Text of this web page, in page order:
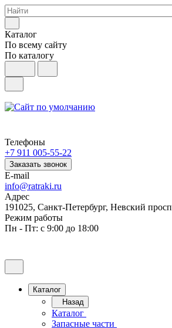
Каталог
По всему сайту
По каталогу
Телефоны
+7 911 005-55-22
Заказать звонок
E-mail
info@ratraki.ru
Адрес
191025, Санкт-Петербург, Невский
Режим работы
Пн - Пт: с 9:00 до 18:00
Каталог
Назад
Каталог
Запасные части